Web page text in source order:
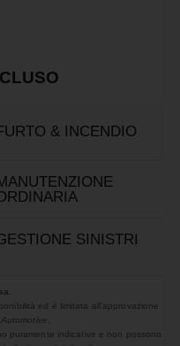
& INCENDIO
SINISTRI
ed è limitata all’approvazione
puramente indicative e non possono